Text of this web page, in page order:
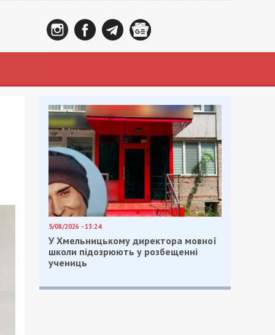
5/08/2026 - 13:24
У Хмельницькому директора мовної
школи підозрюють у розбещенні
учениць